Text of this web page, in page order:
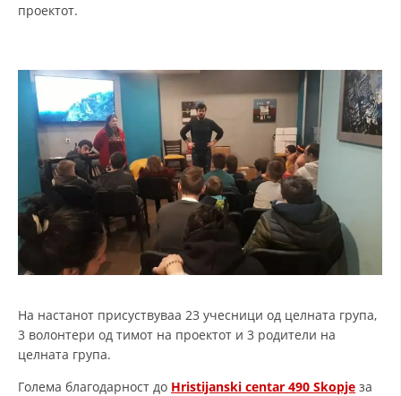
ЕДУКАТИВНО ИНФОРМАТИВНИ МАТЕРИЈАЛИ
БРОШУРИ
ПОСТЕРИ
ПРЕЗЕНТАЦИИ
проектот.
На настанот присуствуваа 23 учесници од целната група,
3 волонтери од тимот на проектот и 3 родители на
целната група.
Голема благодарност до Hristijanski centar 490 Skopje за